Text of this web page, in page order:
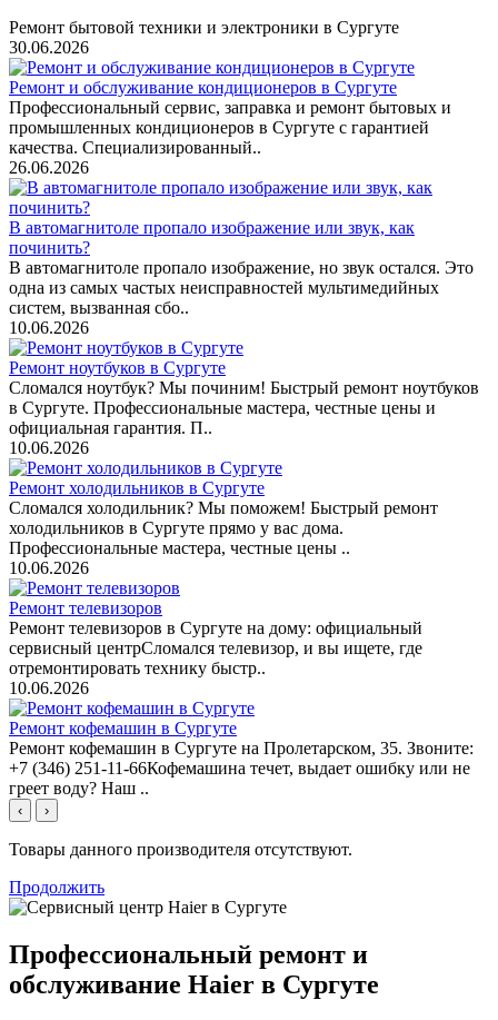
Ремонт бытовой техники и электроники в Сургуте
30.06.2026
Ремонт и обслуживание кондиционеров в Сургуте
Профессиональный сервис, заправка и ремонт бытовых и
промышленных кондиционеров в Сургуте с гарантией
качества. Специализированный..
26.06.2026
В автомагнитоле пропало изображение или звук, как
починить?
В автомагнитоле пропало изображение, но звук остался. Это
одна из самых частых неисправностей мультимедийных
систем, вызванная сбо..
10.06.2026
Ремонт ноутбуков в Сургуте
Сломался ноутбук? Мы починим! Быстрый ремонт ноутбуков
в Сургуте. Профессиональные мастера, честные цены и
официальная гарантия. П..
10.06.2026
Ремонт холодильников в Сургуте
Сломался холодильник? Мы поможем! Быстрый ремонт
холодильников в Сургуте прямо у вас дома.
Профессиональные мастера, честные цены ..
10.06.2026
Ремонт телевизоров
Ремонт телевизоров в Сургуте на дому: официальный
сервисный центрСломался телевизор, и вы ищете, где
отремонтировать технику быстр..
10.06.2026
Ремонт кофемашин в Сургуте
Ремонт кофемашин в Сургуте на Пролетарском, 35. Звоните:
+7 (346) 251-11-66Кофемашина течет, выдает ошибку или не
греет воду? Наш ..
‹ ›
Товары данного производителя отсутствуют.
Продолжить
Профессиональный ремонт и
обслуживание Haier в Сургуте